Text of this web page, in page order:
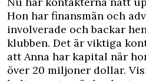
Hon har finansmän och
involverade och backar
klubben. Det är viktiga k
att Anna har kapital när
över 20 miljoner dollar.